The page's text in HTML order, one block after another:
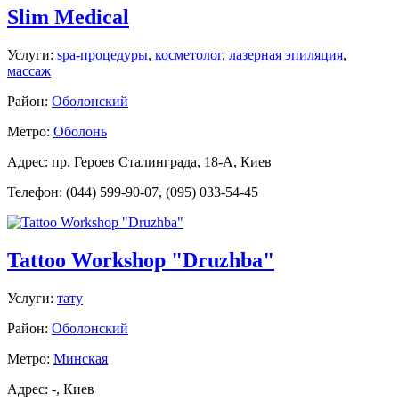
Slim Medical
Услуги: spa-процедуры, косметолог, лазерная эпиляция,
массаж
Район: Оболонский
Метро: Оболонь
Адрес: пр. Героев Сталинграда, 18-А, Киев
Телефон: (044) 599-90-07, (095) 033-54-45
Tattoo Workshop "Druzhba"
Услуги: тату
Район: Оболонский
Метро: Минская
Адрес: -, Киев